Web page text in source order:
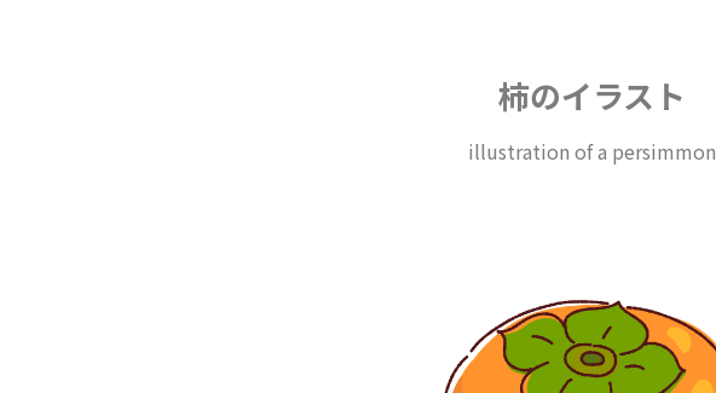
柿のイラスト
illustration of a persimmon